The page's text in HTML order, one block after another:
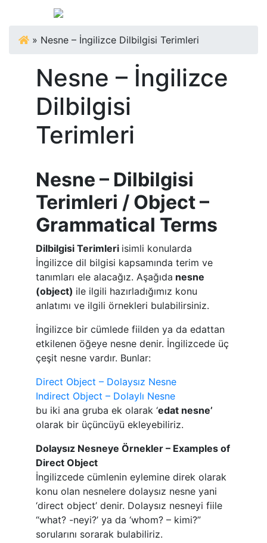
» Nesne – İngilizce Dilbilgisi Terimleri
Nesne – İngilizce
Dilbilgisi
Terimleri
Nesne – Dilbilgisi
Terimleri / Object –
Grammatical Terms
Dilbilgisi Terimleri isimli konularda
İngilizce dil bilgisi kapsamında terim ve
tanımları ele alacağız. Aşağıda nesne
(object) ile ilgili hazırladığımız konu
anlatımı ve ilgili örnekleri bulabilirsiniz.
İngilizce bir cümlede fiilden ya da edattan
etkilenen öğeye nesne denir. İngilizcede üç
çeşit nesne vardır. Bunlar:
Direct Object – Dolaysız Nesne
Indirect Object – Dolaylı Nesne
bu iki ana gruba ek olarak ‘edat nesne’
olarak bir üçüncüyü ekleyebiliriz.
Dolaysız Nesneye Örnekler – Examples of
Direct Object
İngilizcede cümlenin eylemine direk olarak
konu olan nesnelere dolaysız nesne yani
‘direct object’ denir. Dolaysız nesneyi fiile
“what? -neyi?’ ya da ‘whom? – kimi?”
sorularını sorarak bulabiliriz.